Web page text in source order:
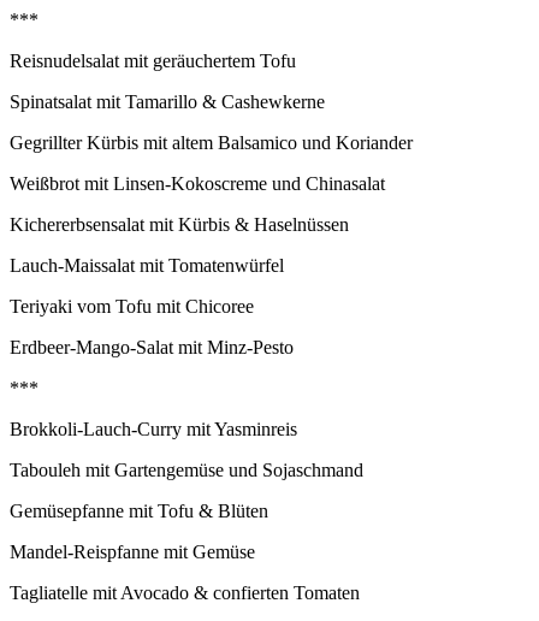
***
Reisnudelsalat mit geräuchertem Tofu
Spinatsalat mit Tamarillo & Cashewkerne
Gegrillter Kürbis mit altem Balsamico und Koriander
Weißbrot mit Linsen-Kokoscreme und Chinasalat
Kichererbsensalat mit Kürbis & Haselnüssen
Lauch-Maissalat mit Tomatenwürfel
Teriyaki vom Tofu mit Chicoree
Erdbeer-Mango-Salat mit Minz-Pesto
***
Brokkoli-Lauch-Curry mit Yasminreis
Tabouleh mit Gartengemüse und Sojaschmand
Gemüsepfanne mit Tofu & Blüten
Mandel-Reispfanne mit Gemüse
Tagliatelle mit Avocado & confierten Tomaten